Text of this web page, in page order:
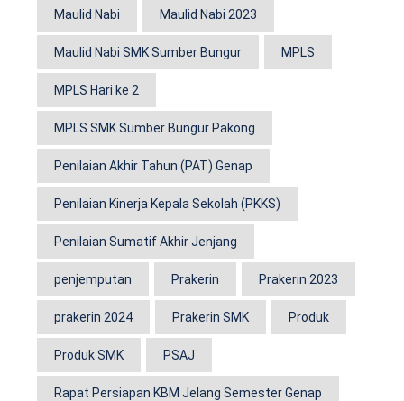
Maulid Nabi Maulid Nabi 2023
Maulid Nabi SMK Sumber Bungur MPLS
MPLS Hari ke 2
MPLS SMK Sumber Bungur Pakong
Penilaian Akhir Tahun (PAT) Genap
Penilaian Kinerja Kepala Sekolah (PKKS)
Penilaian Sumatif Akhir Jenjang
penjemputan Prakerin Prakerin 2023
prakerin 2024 Prakerin SMK Produk
Produk SMK PSAJ
Rapat Persiapan KBM Jelang Semester Genap